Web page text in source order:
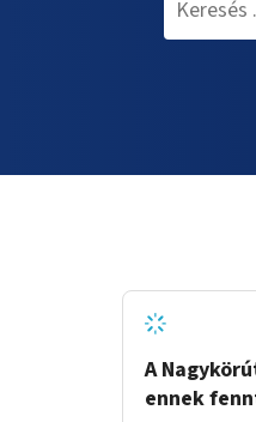
A
ennek